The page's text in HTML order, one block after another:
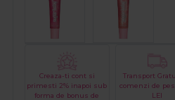
Creaza-ti cont si
primesti 2% inapoi sub
forma de bonus de
Transport
comenzi de
LEI